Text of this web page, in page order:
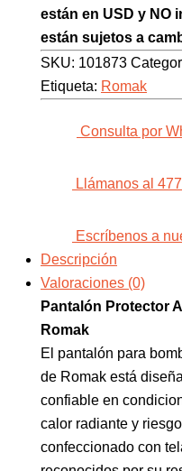
están en USD y NO
están sujetos a
SKU: 101873
Etiqueta: Romak
Consulta por
Llámanos al
Escríbenos a
Descripción
Valoraciones (0)
Pantalón Protector
Romak
El pantalón para
de Romak está
confiable en
calor radiante y
confeccionado con